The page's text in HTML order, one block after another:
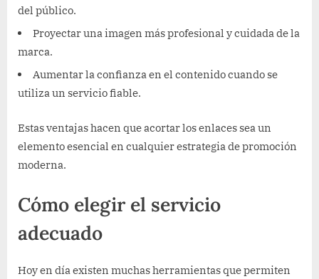
del público.
Proyectar una imagen más profesional y cuidada de la
marca.
Aumentar la confianza en el contenido cuando se
utiliza un servicio fiable.
Estas ventajas hacen que acortar los enlaces sea un
elemento esencial en cualquier estrategia de promoción
moderna.
Cómo elegir el servicio
adecuado
Hoy en día existen muchas herramientas que permiten